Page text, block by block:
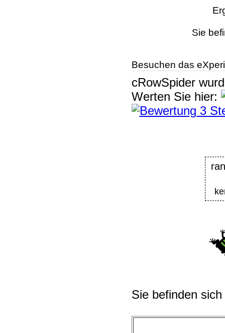
Sie
Besuchen das
cRowSpider
Werten Sie hier:
Sie befinden